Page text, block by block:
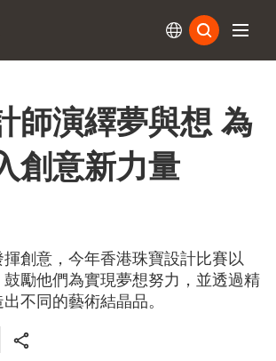
師演繹夢與想 為
創意新力量
創意，今年香港珠寶設計比賽以
鼓勵他們為實現夢想努力，並透過精
不同的藝術結晶品。